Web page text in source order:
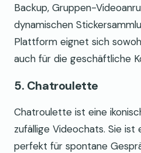
Backup, Gruppen-
dynamischen
Plattform eignet sich
auch für die geschäftliche
5. Chatroulette
Chatroulette ist eine
zufällige Videochats. Sie ist
perfekt für spontane